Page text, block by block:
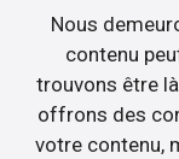
Nous
contenu
trouvons être
offrons des
votre contenu,